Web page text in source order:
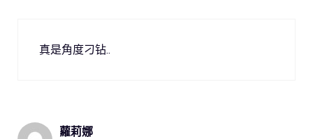
真是角度刁钻..
蘿莉娜